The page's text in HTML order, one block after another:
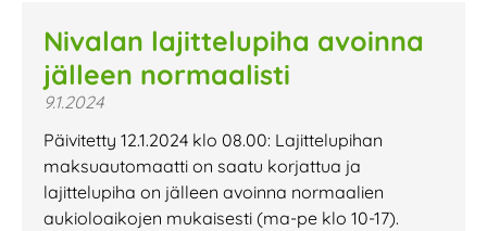
Nivalan lajittelupiha avoinna
jälleen normaalisti
9.1.2024
Päivitetty 12.1.2024 klo 08.00: Lajittelupihan
maksuautomaatti on saatu korjattua ja
lajittelupiha on jälleen avoinna normaalien
aukioloaikojen mukaisesti (ma-pe klo 10-17).